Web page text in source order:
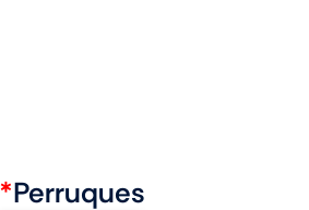
*Perruques